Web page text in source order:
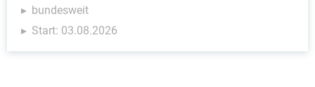
bundesweit
Start: 03.08.2026